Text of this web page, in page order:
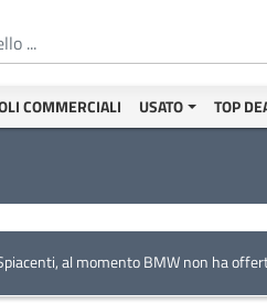
COMMERCIALI USATO TOP
al momento BMW non ha